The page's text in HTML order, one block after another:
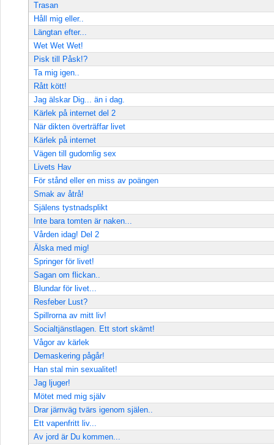
Trasan
Håll mig eller..
Längtan efter...
Wet Wet Wet!
Pisk till Påsk!?
Ta mig igen..
Rått kött!
Jag älskar Dig... än i dag.
Kärlek på internet del 2
När dikten överträffar livet
Kärlek på internet
Vägen till gudomlig sex
Livets Hav
För stånd eller en miss av poängen
Smak av åtrå!
Själens tystnadsplikt
Inte bara tomten är naken...
Vården idag! Del 2
Älska med mig!
Springer för livet!
Sagan om flickan..
Blundar för livet...
Resfeber Lust?
Spillrorna av mitt liv!
Socialtjänstlagen. Ett stort skämt!
Vågor av kärlek
Demaskering pågår!
Han stal min sexualitet!
Jag ljuger!
Mötet med mig själv
Drar järnväg tvärs igenom själen..
Ett vapenfritt liv...
Av jord är Du kommen...